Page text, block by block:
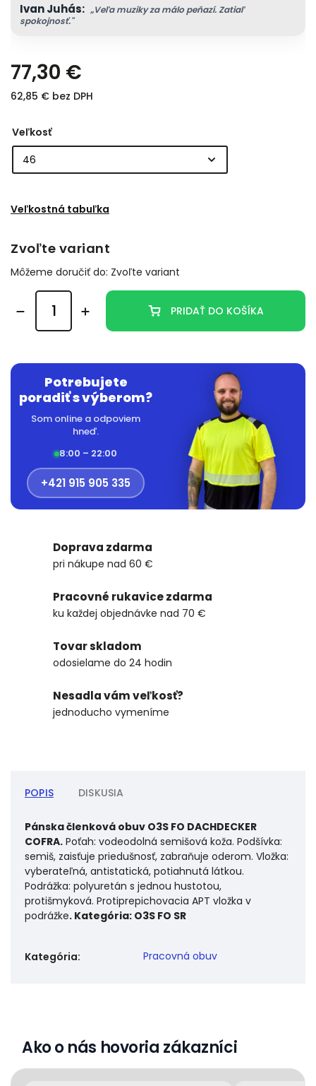
Ivan Juhás: „Veľa muziky za málo peňazí. Zatiaľ
spokojnosť."
77,30 €
62,85 € bez DPH
Veľkosť
Veľkostná tabuľka
Zvoľte variant
Môžeme doručiť do: Zvoľte variant
PRIDAŤ DO KOŠÍKA
Potrebujete
poradiť s výberom?
Som online a odpoviem
hneď.
8:00 – 22:00
+421 915 905 335
Doprava zdarma
pri nákupe nad 60 €
Pracovné rukavice zdarma
ku každej objednávke nad 70 €
Tovar skladom
odosielame do 24 hodin
Nesadla vám veľkosť?
jednoducho vymeníme
POPIS DISKUSIA
Pánska členková obuv O3S FO DACHDECKER
COFRA. Poťah: vodeodolná semišová koža. Podšívka:
semiš, zaisťuje priedušnosť, zabraňuje oderom. Vložka:
vyberateľná, antistatická, potiahnutá látkou.
Podrážka: polyuretán s jednou hustotou,
protišmyková. Protiprepichovacia APT vložka v
podrážke. Kategória: O3S FO SR
Kategória: Pracovná obuv
Ako o nás hovoria zákazníci